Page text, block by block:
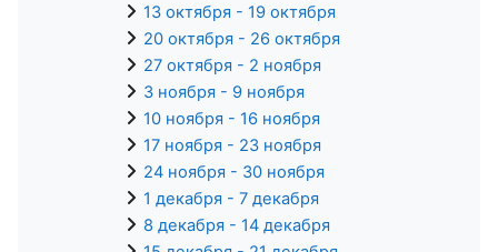
13 октября - 19 октября
20 октября - 26 октября
27 октября - 2 ноября
3 ноября - 9 ноября
10 ноября - 16 ноября
17 ноября - 23 ноября
24 ноября - 30 ноября
1 декабря - 7 декабря
8 декабря - 14 декабря